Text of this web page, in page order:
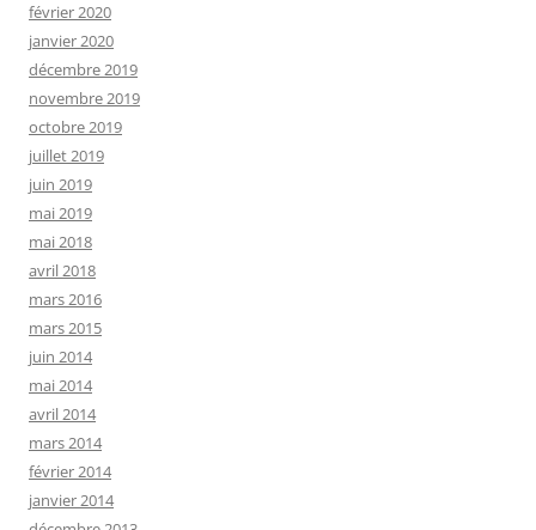
février 2020
janvier 2020
décembre 2019
novembre 2019
octobre 2019
juillet 2019
juin 2019
mai 2019
mai 2018
avril 2018
mars 2016
mars 2015
juin 2014
mai 2014
avril 2014
mars 2014
février 2014
janvier 2014